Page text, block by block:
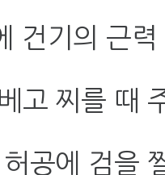
건기의 근
고 찌를 때
공에 검을